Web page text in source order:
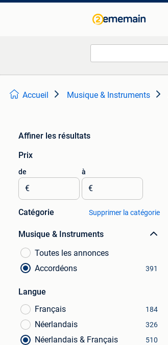
Accueil Musique & Instruments
Affiner les résultats
Prix
de
€
à
€
Catégorie Supprimer la catégorie
Musique & Instruments
Toutes les annonces
Accordéons
391
Langue
Français
184
Néerlandais 326
Néerlandais & Français 510